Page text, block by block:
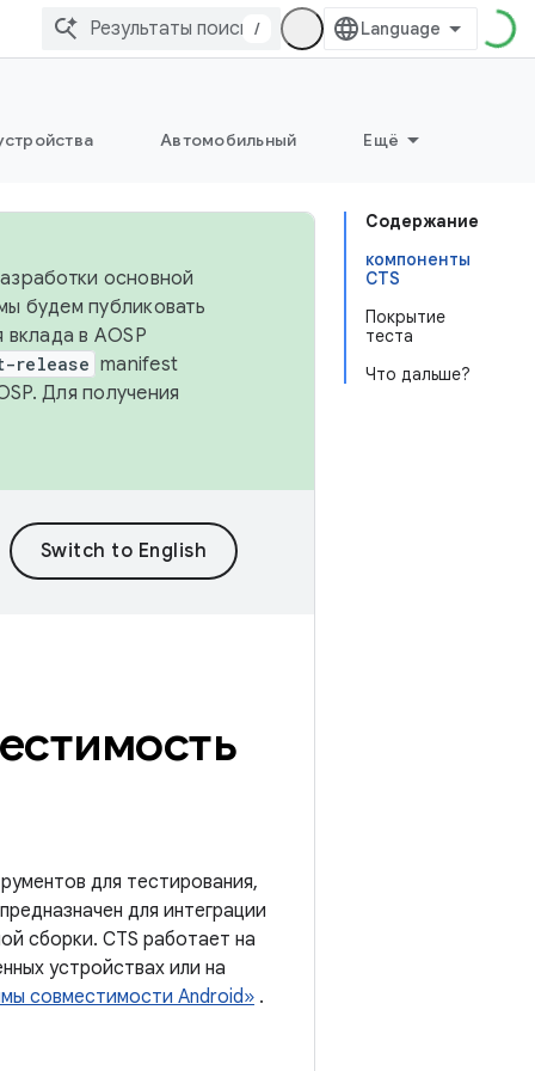
/
Автомобильный Ещё
Содержание
компоненты
CTS
Покрытие
теста
Что дальше?
основной
будем публиковать
в AOSP
release manifest
Для получения
для тестирования,
для интеграции
сборки. CTS работает на
устройствах или на
совместимости Android» .